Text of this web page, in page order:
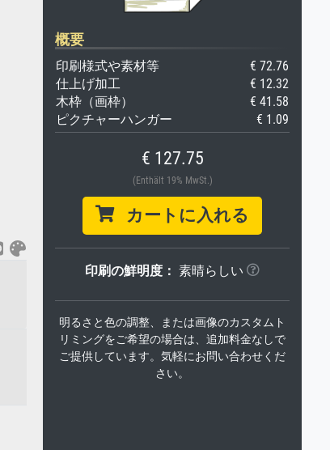
概要
印刷様式や素材等
€ 72.76
仕上げ加工
€ 12.32
木枠（画枠）
€ 41.58
ピクチャーハンガー
€ 1.09
€ 127.75
(Enthält 19% MwSt.)
カートに入れる
印刷の鮮明度： 素晴らしい
明るさと色の調整、または画像のカスタムト
リミングをご希望の場合は、追加料金なしで
ご提供しています。気軽にお問い合わせくだ
さい。